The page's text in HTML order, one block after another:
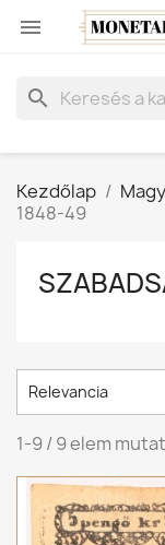

search
Kezdőlap
1848-49
Relevancia
1-9 / 9 elem